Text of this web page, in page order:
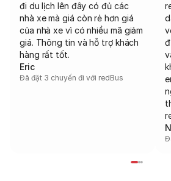
đi du lịch lên đây có đủ các
nhà xe mà giá còn rẻ hơn giá
của nhà xe vì có nhiều mã giảm
giá. Thông tin và hỗ trợ khách
hàng rất tốt.
Eric
Đã đặt 3 chuyến đi với redBus